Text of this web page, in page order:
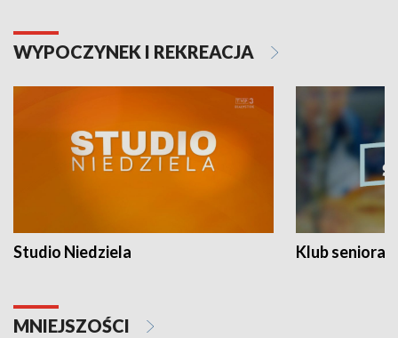
WYPOCZYNEK I REKREACJA
Studio Niedziela Klub seniora
MNIEJSZOŚCI